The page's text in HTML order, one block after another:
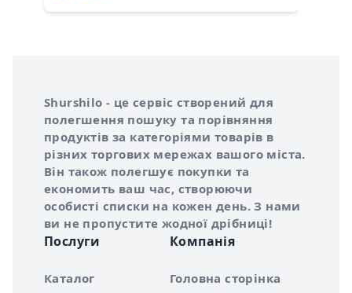
Про сервіс Shurshilo
Shurshilo - це сервіс створений для
полегшення пошуку та порівняння
продуктів за категоріями товарів в
різних торгових мережах вашого міста.
Він також полегшує покупки та
економить ваш час, створюючи
особисті списки на кожен день. З нами
ви не пропустите жодної дрібниці!
Послуги
Каталог
Компанія
Головна сторінка